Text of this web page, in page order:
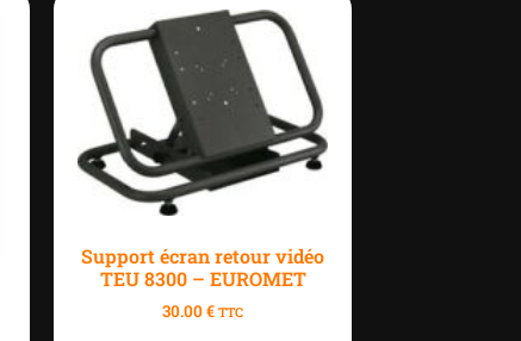
Support écran retour vidéo
TEU 8300 – EUROMET
30.00€ TTC